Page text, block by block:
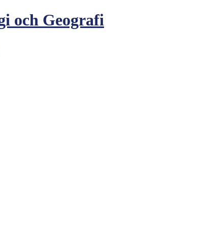
och Geografi